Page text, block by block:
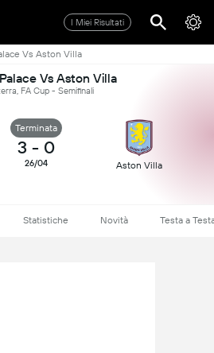
I Miei Risultati
Vs Aston Villa
Vs Aston Villa
FA Cup - Semifinali
Terminata
3 - 0
26/04 Aston Villa
Statistiche Novità Testa a